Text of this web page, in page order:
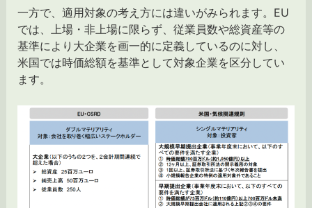
一方で、適用対象の考え方には違いがみられます。EU
では、上場・非上場に限らず、従業員数や総資産等の
基準により大企業を画一的に定義しているのに対し、
米国では時価総額を基準として対象企業を区分してい
ます。